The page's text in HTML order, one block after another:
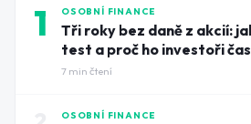
1 OSOBNÍ FINANCE
Tři roky bez daně z akcií:
test a proč ho investoři
7 min čtení
OSOBNÍ FINANCE